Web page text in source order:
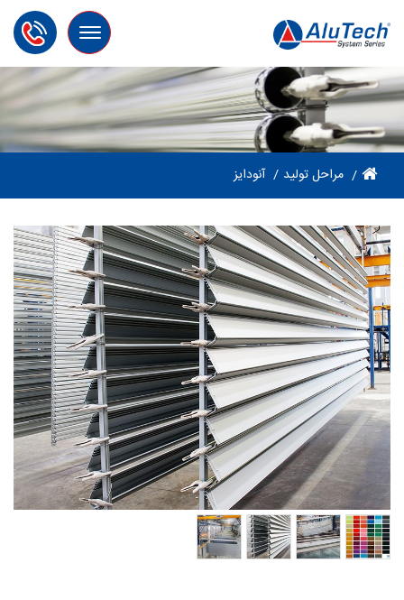
Toggle
navigation
مراحل تولید آنودایز